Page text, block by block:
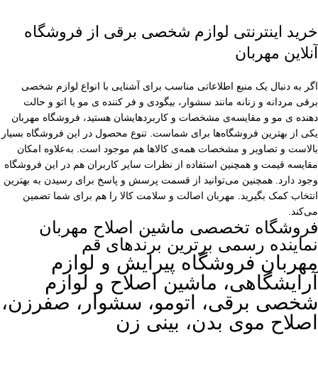
خرید اینترنتی لوازم شخصی برقی از فروشگاه
آنلاین مهربان
اگر به دنبال یک منبع اطلاعاتی مناسب برای آشنایی با انواع لوازم شخصی
برقی مردانه و زنانه مانند سشوار، بیگودی و فر کننده ی مو یا اتو و حالت
دهنده ی مو و مقایسه‌ی مشخصات و کاربردهایشان هستید، فروشگاه مهربان
یکی از بهترین فروشگاه‌ها برای شماست. تنوع محصول در این فروشگاه بسیار
بالاست و تصاویر و مشخصات همه‌ی کالاها هم موجود است. به‌علاوه امکان
مقایسه قیمت و همچنین استفاده از نظرات سایر کاربران هم در این فروشگاه
وجود دارد. همچنین می‌توانید از قسمت پرسش و پاسخ برای رسیدن به بهترین
انتخاب کمک بگیرید. مهربان اصالت و سلامت کالا را هم برای شما تضمین
می‌کند.
فروشگاه تخصصی ماشین اصلاح مهربان
نماینده رسمی برترین برندهای قم
مهربان فروشگاه پیرایش و لوازم
آرایشگاهی، ماشین اصلاح و لوازم
شخصی برقی، اتومو، سشوار، صفرزن،
اصلاح موی بدن، بینی زن